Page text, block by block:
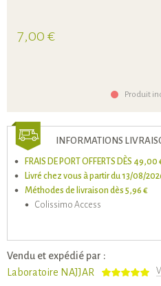
7,00 €
Produit
INFORMATIONS
FRAIS DE PORT OFFERTS DÈS 49,00
Livré chez vous à partir du 13/08/
Méthodes de livraison dès 5,96 €
Colissimo Access
Vendu et expédié par :
Laboratoire NAJJAR